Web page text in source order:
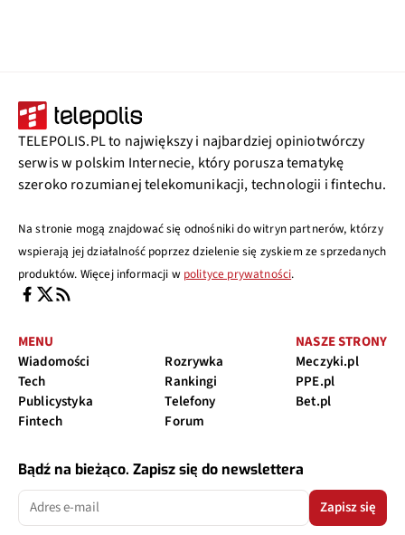
TELEPOLIS.PL to największy i najbardziej opiniotwórczy
serwis w polskim Internecie, który porusza tematykę
szeroko rozumianej telekomunikacji, technologii i fintechu.
Na stronie mogą znajdować się odnośniki do witryn partnerów, którzy
wspierają jej działalność poprzez dzielenie się zyskiem ze sprzedanych
produktów. Więcej informacji w polityce prywatności.
MENU
Wiadomości
Tech
Publicystyka
Fintech
Rozrywka
Rankingi
Telefony
Forum
NASZE STRONY
Meczyki.pl
PPE.pl
Bet.pl
Bądź na bieżąco. Zapisz się do newslettera
Zapisz się